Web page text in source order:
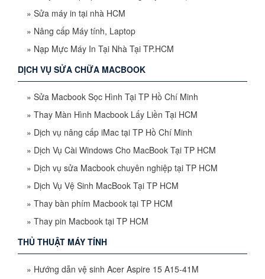
» Sửa máy in tại nhà HCM
» Nâng cấp Máy tính, Laptop
» Nạp Mực Máy In Tại Nhà Tại TP.HCM
DỊCH VỤ SỬA CHỮA MACBOOK
» Sửa Macbook Sọc Hình Tại TP Hồ Chí Minh
» Thay Màn Hình Macbook Lấy Liền Tại HCM
» Dịch vụ nâng cấp iMac tại TP Hồ Chí Minh
» Dịch Vụ Cài Windows Cho MacBook Tại TP HCM
» Dịch vụ sửa Macbook chuyên nghiệp tại TP HCM
» Dịch Vụ Vệ Sinh MacBook Tại TP HCM
» Thay bàn phím Macbook tại TP HCM
» Thay pin Macbook tại TP HCM
THỦ THUẬT MÁY TÍNH
» Hướng dẫn vệ sinh Acer Aspire 15 A15-41M